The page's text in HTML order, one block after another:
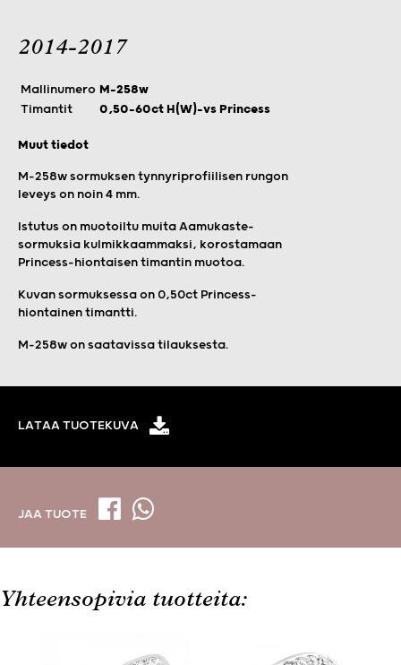
2014-2017
Mallinumero M-258w
Timantit
0,50–60ct H(W)-vs Princess
Muut tiedot
M-258w sormuksen tynnyriprofiilisen rungon
leveys on noin 4 mm.
Istutus on muotoiltu muita Aamukaste-
sormuksia kulmikkaammaksi, korostamaan
Princess-hiontaisen timantin muotoa.
Kuvan sormuksessa on 0,50ct Princess-
hiontainen timantti.
M-258w on saatavissa tilauksesta.
LATAA TUOTEKUVA
JAA TUOTE
Yhteensopivia tuotteita: